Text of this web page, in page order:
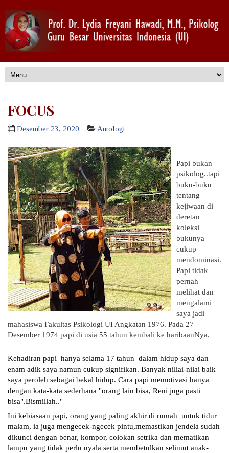
FOCUS
Desember 23, 2020 Antologi
Papi bukan
psikolog..tapi
buku-buku
tentang
kejiwaan di
deretan
koleksi
bukunya
cukup
mendominasi.
Papi tidak
pernah
melihat dan
mengalami
saya jadi
mahasiswa Fakultas Psikologi UI Angkatan 1976. Pada 27
Desember 1974 papi di usia 55 tahun kembali ke haribaanNya.
Kehadiran papi  hanya selama 17 tahun  dalam hidup saya dan
enam adik saya namun cukup signifikan. Banyak niliai-nilai baik
saya peroleh sebagai bekal hidup. Cara papi memotivasi hanya
dengan kata-kata sederhana "orang lain bisa, Reni juga pasti
bisa".Bismillah.."
Ini kebiasaan papi, orang yang paling akhir di rumah  untuk tidur
malam, ia juga mengecek-ngecek pintu,memastikan jendela sudah
dikunci dengan benar, kompor, colokan setrika dan mematikan
lampu yang tidak perlu nyala serta membetulkan selimut anak-